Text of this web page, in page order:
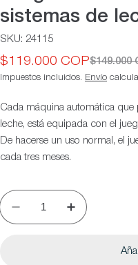
sistemas de
SKU: 24115
Precio
de
$119.000 COP
Precio
habitual
$149.000
Impuestos incluidos. Envío
Cada máquina automática que
leche, está equipada con el
De hacerse un uso normal, el
cada tres meses.